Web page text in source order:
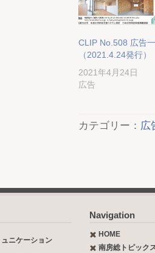
CLIP No.508 広告
（2021.4.24発行）
2021年4月24日
広告
カテゴリー： 広
ニケーション
Navigation
HOME
南房総トピック